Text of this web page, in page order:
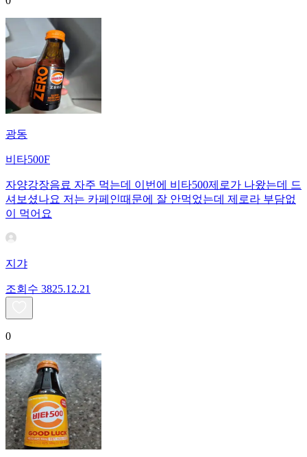
광동
비타500F
자양강장음료 자주 먹는데 이번에 비타500제로가 나왔는데 드
셔보셨나요 저는 카페인때문에 잘 안먹었는데 제로라 부담없
이 먹어요
지갸
조회수 3825.12.21
0